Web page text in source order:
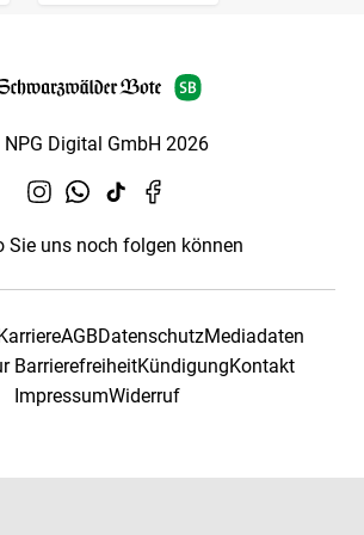
Digital GmbH 2026
Sie uns noch folgen können
AGBDatenschutzMediadaten
BarrierefreiheitKündigungKontakt
ImpressumWiderruf